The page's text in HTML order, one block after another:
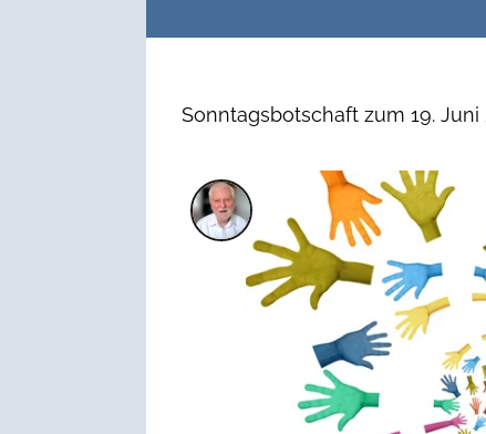
Sonntagsbotschaft zum 19. Juni